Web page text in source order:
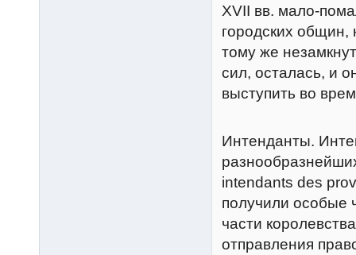
XVII вв. мало-
городских общин,
тому же
сил, осталась, и
выступить во
Интенданты.
intendants des
получили особые
части
отправления